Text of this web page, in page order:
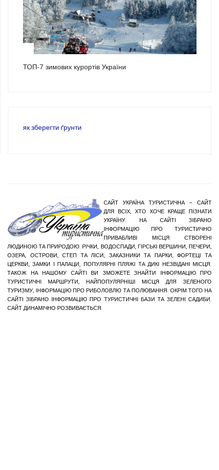
ТОП-7 зимових курортів України
як зберегти ґрунти
САЙТ УКРАЇНА ТУРИСТИЧНА – САЙТ
ДЛЯ ВСІХ, ХТО ХОЧЕ КРАЩЕ ПІЗНАТИ
УКРАЇНУ. НА САЙТІ ЗІБРАНО
ІНФОРМАЦІЮ ПРО ТУРИСТИЧНО
ПРИВАБЛИВІ МІСЦЯ СТВОРЕНІ
ЛЮДИНОЮ ТА ПРИРОДОЮ: РІЧКИ, ВОДОСПАДИ, ГІРСЬКІ ВЕРШИНИ, ПЕЧЕРИ,
ОЗЕРА, ОСТРОВИ, СТЕП ТА ЛІСИ, ЗАКАЗНИКИ ТА ПАРКИ, ФОРТЕЦІ ТА
ЦЕРКВИ, ЗАМКИ І ПАЛАЦИ, ПОПУЛЯРНІ ПЛЯЖІ ТА ДИКІ НЕЗВІДАНІ МІСЦЯ.
ТАКОЖ НА НАШОМУ САЙТІ ВИ ЗМОЖЕТЕ ЗНАЙТИ ІНФОРМАЦІЮ ПРО
ТУРИСТИЧНІ МАРШРУТИ, НАЙПОПУЛЯРНІШІ МІСЦЯ ДЛЯ ЗЕЛЕНОГО
ТУРИЗМУ; ІНФОРМАЦІЮ ПРО РИБОЛОВЛЮ ТА ПОЛЮВАННЯ. ОКРІМ ТОГО НА
САЙТІ ЗІБРАНО ІНФОРМАЦІЮ ПРО ТУРИСТИЧНІ БАЗИ ТА ЗЕЛЕНІ САДИБИ.
САЙТ ДИНАМІЧНО РОЗВИВАЄТЬСЯ.